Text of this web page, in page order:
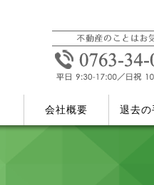
会社概要 退去の